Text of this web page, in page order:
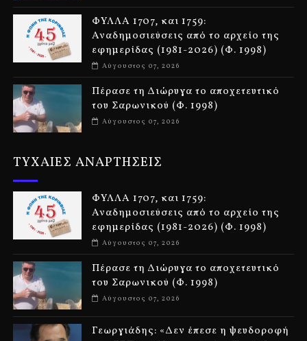
ΦΥΛΛΑ 1707, και 1759:
Αναδημοσιεύσεις από το αρχείο της
εφημερίδας (1981-2026) (Φ. 1998)
Αύγουστος 07, 2026
Πέρασε τη Διώρυγα το αποχετευτικό
του Σαρωνικού (Φ. 1998)
Αύγουστος 07, 2026
ΤΥΧΑΙΕΣ ΑΝΑΡΤΗΣΕΙΣ
ΦΥΛΛΑ 1707, και 1759:
Αναδημοσιεύσεις από το αρχείο της
εφημερίδας (1981-2026) (Φ. 1998)
Αύγουστος 07, 2026
Πέρασε τη Διώρυγα το αποχετευτικό
του Σαρωνικού (Φ. 1998)
Αύγουστος 07, 2026
Γεωργιάδης: «Δεν έπεσε η ψευδοροφή